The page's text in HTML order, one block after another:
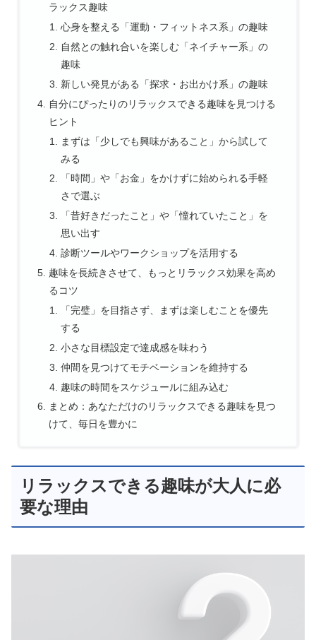
ラックス趣味
心身を整える「運動・フィットネス系」の趣味
自然との触れ合いを楽しむ「ネイチャー系」の
趣味
新しい発見がある「探求・お出かけ系」の趣味
自分にぴったりのリラックスできる趣味を見つける
ヒント
まずは「少しでも興味があること」から試して
みる
「時間」や「お金」をかけずに始められる手軽
さで選ぶ
「昔好きだったこと」や「憧れていたこと」を
思い出す
診断ツールやワークショップを活用する
趣味を長続きさせて、もっとリラックス効果を高め
るコツ
「完璧」を目指さず、まずは楽しむことを優先
する
小さな目標設定で達成感を味わう
仲間を見つけてモチベーションを維持する
趣味の時間をスケジュールに組み込む
まとめ：あなただけのリラックスできる趣味を見つ
けて、毎日を豊かに
リラックスできる趣味が大人に必
要な理由